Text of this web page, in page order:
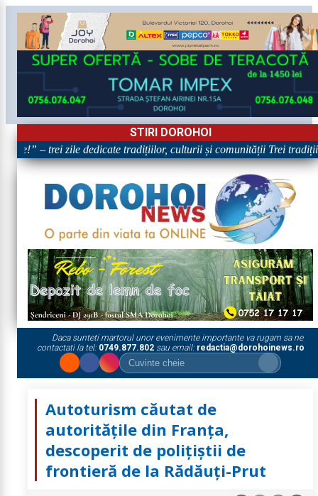
STIRI DOROHOI
– trei zile dedicate tradițiilor, culturii și comunității Trei tradiții.
Daca sunteti martorul unor evenimente importante va rugam sa ne
contactati la tel: 0749.877.802sau email: redactia@dorohoinews.ro
Autoturism căutat de
autoritățile din Franța,
descoperit de polițiștii de
frontieră de la Rădăuți-Prut